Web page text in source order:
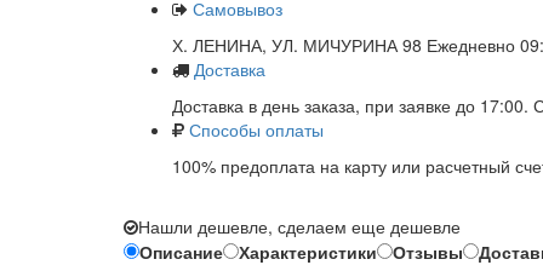
Самовывоз
Х. ЛЕНИНА, УЛ. МИЧУРИНА 98 Ежедневно
Доставка
Доставка в день заказа, при заявке до
Способы оплаты
100% предоплата на карту или расчетный
Нашли дешевле, сделаем еще дешевле
Описание
Характеристики Отзывы